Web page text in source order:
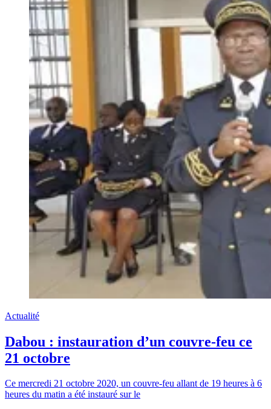
Actualité
Dabou : instauration d’un couvre-feu ce
21 octobre
Ce mercredi 21 octobre 2020, un couvre-feu allant de 19 heures à 6
heures du matin a été instauré sur le